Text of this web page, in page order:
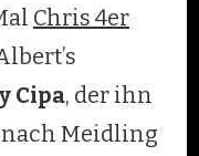
Chris 4er
Cipa, der ihn
nach Meidling